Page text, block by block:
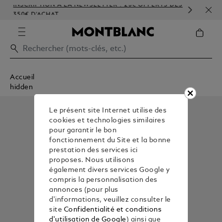
INSCRIPTION À LA NEWSLETTER : 20€ OFFERTS DÈS
350€ D'ACHAT
Accueil
hidden
Le présent site Internet utilise des
cookies et technologies similaires
pour garantir le bon
fonctionnement du Site et la bonne
prestation des services ici
proposes. Nous utilisons
également divers services Google y
compris la personnalisation des
annonces (pour plus
d'informations, veuillez consulter le
site Confidentialité et conditions
d'utilisation de Google) ainsi que